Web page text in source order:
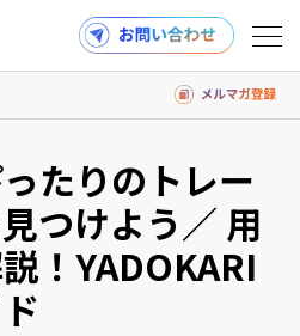
読みもの検索
たりのトレー
つけよう／ 用
！YADOKARI